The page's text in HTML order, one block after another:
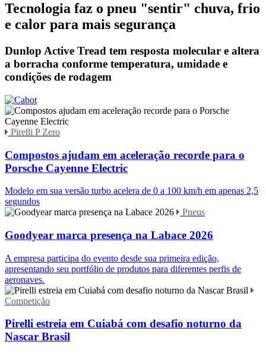
Tecnologia faz o pneu "sentir" chuva, frio
e calor para mais segurança
Dunlop Active Tread tem resposta molecular e altera
a borracha conforme temperatura, umidade e
condições de rodagem
Pirelli P Zero
Compostos ajudam em aceleração recorde para o
Porsche Cayenne Electric
Modelo em sua versão turbo acelera de 0 a 100 km/h em apenas 2,5
segundos
Pneus
Goodyear marca presença na Labace 2026
A empresa participa do evento desde sua primeira edição,
apresentando seu portfólio de produtos para diferentes perfis de
aeronaves.
Competição
Pirelli estreia em Cuiabá com desafio noturno da
Nascar Brasil